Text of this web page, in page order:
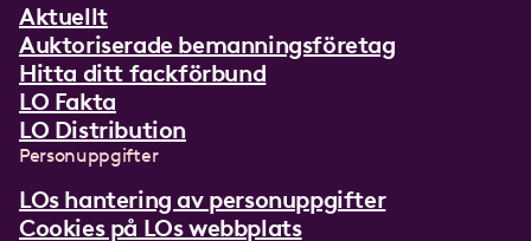
Aktuellt
Auktoriserade bemanningsföretag
Hitta ditt fackförbund
LO Fakta
LO Distribution
Personuppgifter
LOs hantering av personuppgifter
Cookies på LOs webbplats